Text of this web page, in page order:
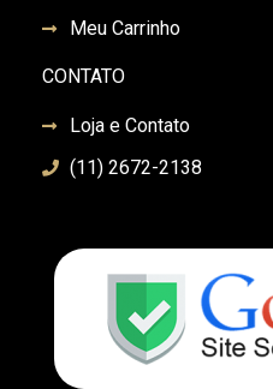
Meu Carrinho
CONTATO
Loja e Contato
(11) 2672-2138